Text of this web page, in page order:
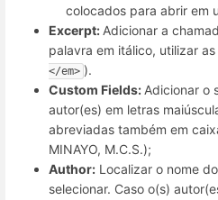
colocados para abrir em
Excerpt:Adicionar a
palavra em itálico, utilizar
</em> ).
Custom Fields:Adicionar o
autor(es) em letras
abreviadas também em
MINAYO, M.C.S.);
Author: Localizar o nome
selecionar. Caso o(s)